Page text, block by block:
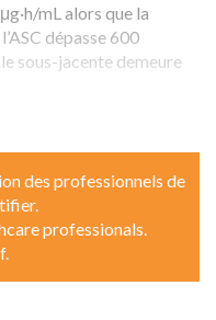
mL alors que la
dépasse 600
sous-jacente demeure
des professionnels de
professionals.